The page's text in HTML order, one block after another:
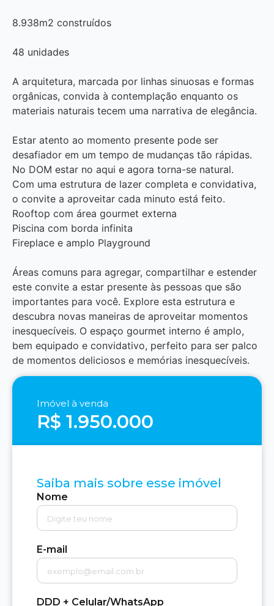
8.938m2 construídos
48 unidades
A arquitetura, marcada por linhas sinuosas e formas
orgânicas, convida à contemplação enquanto os
materiais naturais tecem uma narrativa de elegância.
Estar atento ao momento presente pode ser
desafiador em um tempo de mudanças tão rápidas.
No DOM estar no aqui e agora torna-se natural.
Com uma estrutura de lazer completa e convidativa,
o convite a aproveitar cada minuto está feito.
Rooftop com área gourmet externa
Piscina com borda infinita
Fireplace e amplo Playground
Áreas comuns para agregar, compartilhar e estender
este convite a estar presente às pessoas que são
importantes para você. Explore esta estrutura e
descubra novas maneiras de aproveitar momentos
inesquecíveis. O espaço gourmet interno é amplo,
bem equipado e convidativo, perfeito para ser palco
de momentos deliciosos e memórias inesquecíveis.
Imóvel à venda
R$ 1.950.000
Saiba mais sobre esse imóvel
Nome
E-mail
DDD + Celular/WhatsApp